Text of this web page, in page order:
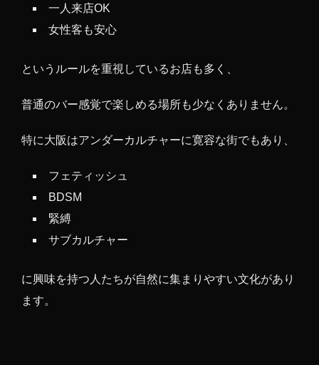
一人来店OK
女性客も安心
というルールを重視しているお店も多く、
普通のバー感覚で楽しめる場所も少なくありません。
特に大阪はアンダーカルチャーに寛容な街でもあり、
フェティッシュ
BDSM
緊縛
サブカルチャー
に興味を持つ人たちが自然に集まりやすい文化があり
ます。